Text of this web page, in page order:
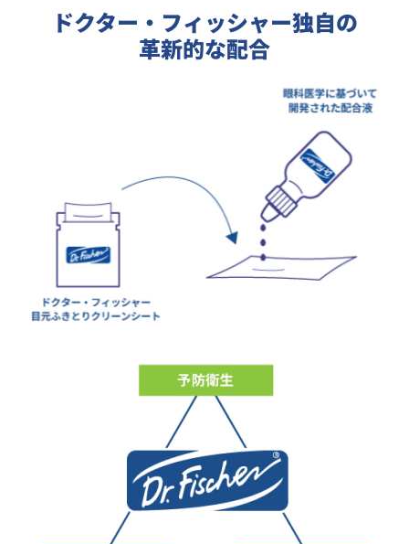
ドクター・フィッシャー独自の
革新的な配合